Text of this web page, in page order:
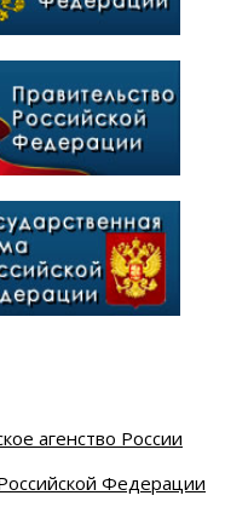
агенство России
Федерации